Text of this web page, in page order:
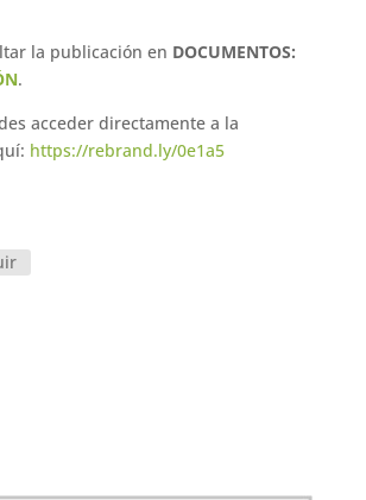
la publicación en DOCUMENTOS:
.
acceder directamente a la
https://rebrand.ly/0e1a5